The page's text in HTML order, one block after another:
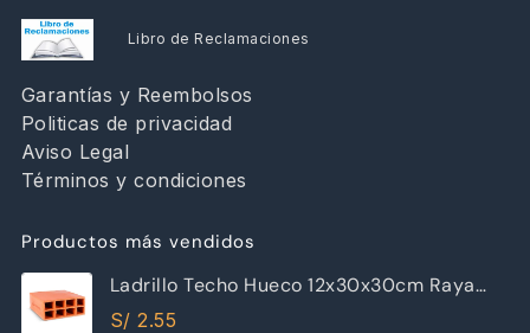
Libro de Reclamaciones
Garantías y Reembolsos
Politicas de privacidad
Aviso Legal
Términos y condiciones
Productos más vendidos
Ladrillo Techo Hueco 12x30x30cm Raya
Piramide
S/ 2.55